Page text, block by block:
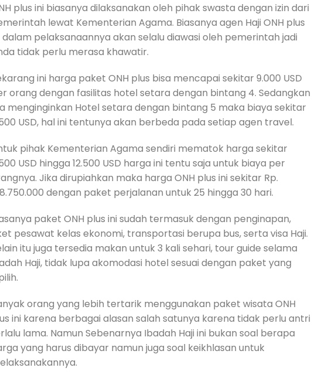
plus ini biasanya dilaksanakan oleh pihak swasta dengan izin dari
lewat Kementerian Agama. Biasanya agen Haji ONH plus
dalam pelaksanaannya akan selalu diawasi oleh pemerintah jadi
tidak perlu merasa khawatir.
ini harga paket ONH plus bisa mencapai sekitar 9.000 USD
orang dengan fasilitas hotel setara dengan bintang 4. Sedangkan
menginginkan Hotel setara dengan bintang 5 maka biaya sekitar
USD, hal ini tentunya akan berbeda pada setiap agen travel.
pihak Kementerian Agama sendiri mematok harga sekitar
USD hingga 12.500 USD harga ini tentu saja untuk biaya per
Jika dirupiahkan maka harga ONH plus ini sekitar Rp.
dengan paket perjalanan untuk 25 hingga 30 hari.
paket ONH plus ini sudah termasuk dengan penginapan,
pesawat kelas ekonomi, transportasi berupa bus, serta visa Haji.
itu juga tersedia makan untuk 3 kali sehari, tour guide selama
Haji, tidak lupa akomodasi hotel sesuai dengan paket yang
orang yang lebih tertarik menggunakan paket wisata ONH
ini karena berbagai alasan salah satunya karena tidak perlu antri
lama. Namun Sebenarnya Ibadah Haji ini bukan soal berapa
yang harus dibayar namun juga soal keikhlasan untuk